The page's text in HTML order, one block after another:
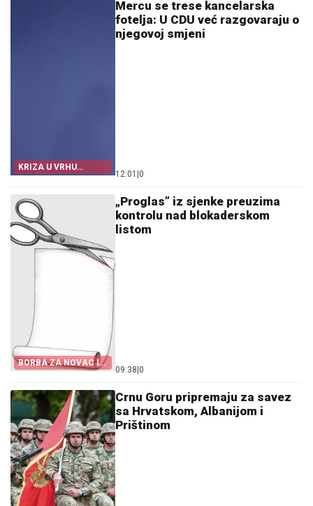
KRIZA U VRHU
NJEMAČKE
Mercu se trese kancelarska
fotelja: U CDU već razgovaraju o
njegovoj smjeni
12:01 0
BORBA ZA NOVAC I
KANDIDATE
„Proglas” iz sjenke preuzima
kontrolu nad blokaderskom
listom
09:38 0
Crnu Goru pripremaju za savez
sa Hrvatskom, Albanijom i
Prištinom